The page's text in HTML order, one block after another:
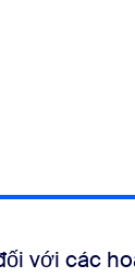
với các